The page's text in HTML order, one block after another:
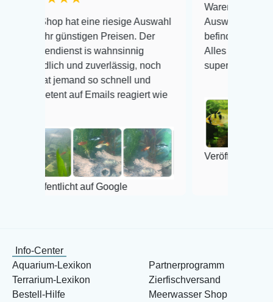
hat eine riesige Auswahl
günstigen Preisen. Der
is wahnsinnig
und zuverlässig, noch
so schnell und
auf Emails reagiert wie
auf Google
Warenanlieferung Top und
Auswahl plus
befinden der Fische
Alles ist quick lebendig
super Zustand. Gerne
Veröffentlicht auf Google
Info-Center
Aquarium-Lexikon
Terrarium-Lexikon
Bestell-Hilfe
Partnerprogramm
Zierfischversand
Meerwasser Shop